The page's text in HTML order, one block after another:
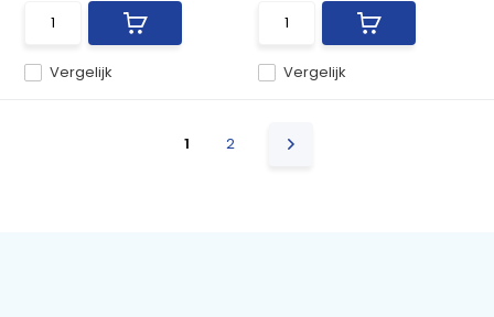
Vergelijk Vergelijk
1 2